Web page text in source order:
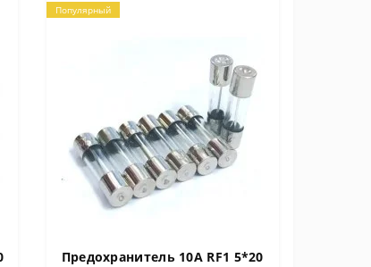
Популярный
Предохранитель 10A RF1 5*20